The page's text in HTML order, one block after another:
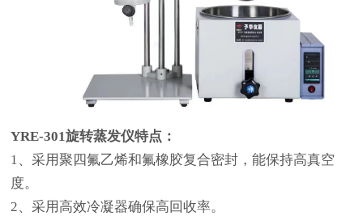
YRE-301旋转蒸发仪特点：
1、采用聚四氟乙烯和氟橡胶复合密封，能保持高真空
度。
2、采用高效冷凝器确保高回收率。